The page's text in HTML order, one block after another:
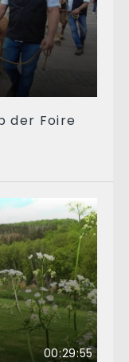
der Foire
00:29:55